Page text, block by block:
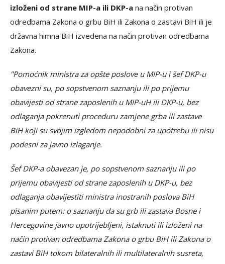
izloženi od strane MIP-a ili DKP-a na način protivan
odredbama Zakona o grbu BiH ili Zakona o zastavi BiH ili je
državna himna BiH izvedena na način protivan odredbama
Zakona.
"Pomoćnik ministra za opšte poslove u MIP-u i šef DKP-u
obavezni su, po sopstvenom saznanju ili po prijemu
obavijesti od strane zaposlenih u MIP-uH ili DKP-u, bez
odlaganja pokrenuti proceduru zamjene grba ili zastave
BiH koji su svojim izgledom nepodobni za upotrebu ili nisu
podesni za javno izlaganje.
Šef DKP-a obavezan je, po sopstvenom saznanju ili po
prijemu obavijesti od strane zaposlenih u DKP-u, bez
odlaganja obavijestiti ministra inostranih poslova BiH
pisanim putem: o saznanju da su grb ili zastava Bosne i
Hercegovine javno upotrijebljeni, istaknuti ili izloženi na
način protivan odredbama Zakona o grbu BiH ili Zakona o
zastavi BiH tokom bilateralnih ili multilateralnih susreta,